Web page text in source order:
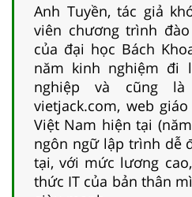
Anh Tuyền, tác giả
viên chương trình
của đại học Bách
năm kinh nghiệm đi
nghiệp và cũng là
vietjack.com, web
Việt Nam hiện tại
ngôn ngữ lập trình dễ
tại, với mức lương
thức IT của bản thân